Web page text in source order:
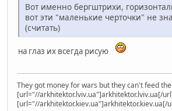
Вот именно бергштрихи,
вот эти "маленькие черточки" не
(считать)
на глаз их всегда рисую
They got money for wars but they can't feed
[url="//arkhitektor.lviv.ua"]arkhitektor.lviv.ua[/
[url="//arkhitektor.kiev.ua"]arkhitektor.kiev.ua[/